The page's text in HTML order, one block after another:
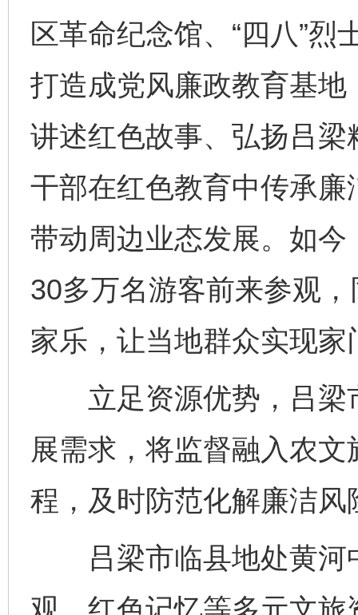
区革命纪念馆、“四八”
打造成党风廉政教育基
讲述红色故事、弘扬吕
干部在红色教育中传承
带动周边业态发展。如
30多万名游客前来参观
家乐，让当地群众实现
立足资源优势，吕梁
展需求，将监督融入农
程，及时防范化解廉洁
吕梁市临县地处黄河